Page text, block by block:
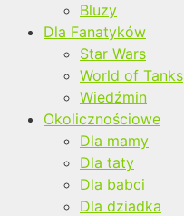
Bluzy
Dla Fanatyków
Star Wars
World of Tanks
Wiedźmin
Okolicznościowe
Dla mamy
Dla taty
Dla babci
Dla dziadka